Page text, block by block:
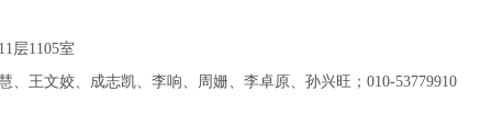
层1105室
王文姣、成志凯、李响、周姗、李卓原、孙兴旺；010-53779910